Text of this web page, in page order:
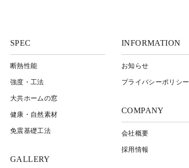
SPEC
断熱性能
強度・工法
大共ホームの窓
健康・自然素材
免震基礎工法
GALLERY
INFORMATION
お知らせ
プライバシーポリシー
COMPANY
会社概要
採用情報